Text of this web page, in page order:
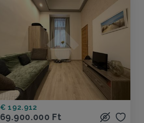
€ 192.912
69.900.000 Ft